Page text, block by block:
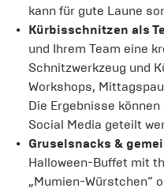
kann für gute Laune
Kürbisschnitzen als
und Ihrem Team eine
Schnitzwerkzeug und
Workshops,
Die Ergebnisse
Social Media geteilt
Gruselsnacks &
Halloween-Buffet mit
„Mumien-Würstchen“